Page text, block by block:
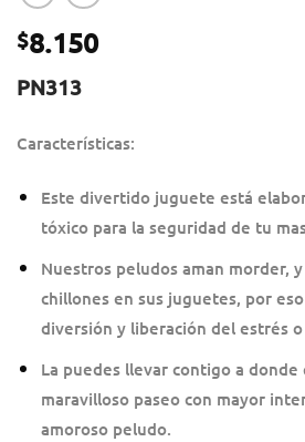
$8.150
PN313
Características:
Este divertido juguete está
tóxico para la seguridad de tu
Nuestros peludos aman morder,
chillones en sus juguetes, por
diversión y liberación del estrés o
La puedes llevar contigo a
maravilloso paseo con mayor
amoroso peludo.